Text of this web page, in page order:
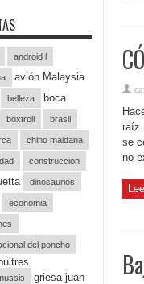
se
no
android l
avión Malaysia
belleza
boca
boxtroll brasil
chino maidana
construccion
dinosaurios
economia
del poncho
griesa juan